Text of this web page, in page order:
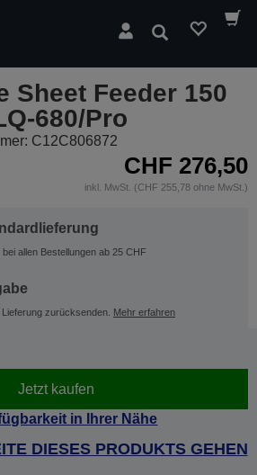
Suchen
Sheet Feeder 150
680/Pro
C12C806872
CHF 276,50
inkl. MwSt. (CHF 255,78 ohne MwSt.)
allen Bestellungen ab 25 CHF
zurücksenden. Mehr erfahren
Jetzt kaufen
in Ihrer Nähe
DIESES PRODUKTS GEHEN